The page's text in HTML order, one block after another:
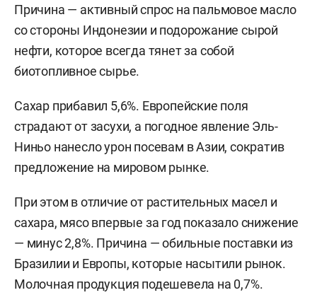
Причина — активный спрос на пальмовое масло
со стороны Индонезии и подорожание сырой
нефти, которое всегда тянет за собой
биотопливное сырье.
Сахар прибавил 5,6%. Европейские поля
страдают от засухи, а погодное явление Эль-
Ниньо нанесло урон посевам в Азии, сократив
предложение на мировом рынке.
При этом в отличие от растительных масел и
сахара, мясо впервые за год показало снижение
— минус 2,8%. Причина — обильные поставки из
Бразилии и Европы, которые насытили рынок.
Молочная продукция подешевела на 0,7%.